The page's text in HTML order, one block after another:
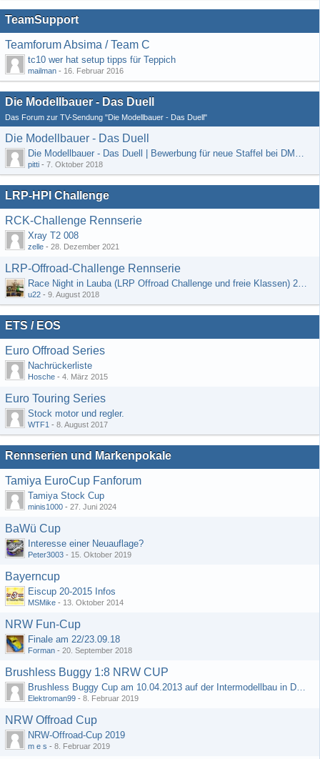
TeamSupport
Teamforum Absima / Team C
tc10 wer hat setup tipps für Teppich
mailman - 16. Februar 2016
Die Modellbauer - Das Duell
Das Forum zur TV-Sendung "Die Modellbauer - Das Duell"
Die Modellbauer - Das Duell
Die Modellbauer - Das Duell | Bewerbung für neue Staffel bei DMAX *Werbung*
pitti - 7. Oktober 2018
LRP-HPI Challenge
RCK-Challenge Rennserie
Xray T2 008
zelle - 28. Dezember 2021
LRP-Offroad-Challenge Rennserie
Race Night in Lauba (LRP Offroad Challenge und freie Klassen) 25/26.08
u22 - 9. August 2018
ETS / EOS
Euro Offroad Series
Nachrückerliste
Hosche - 4. März 2015
Euro Touring Series
Stock motor und regler.
WTF1 - 8. August 2017
Rennserien und Markenpokale
Tamiya EuroCup Fanforum
Tamiya Stock Cup
minis1000 - 27. Juni 2024
BaWü Cup
Interesse einer Neuauflage?
Peter3003 - 15. Oktober 2019
Bayerncup
Eiscup 20-2015 Infos
MSMike - 13. Oktober 2014
NRW Fun-Cup
Finale am 22/23.09.18
Forman - 20. September 2018
Brushless Buggy 1:8 NRW CUP
Brushless Buggy Cup am 10.04.2013 auf der Intermodellbau in Dortmund
Elektroman99 - 8. Februar 2019
NRW Offroad Cup
NRW-Offroad-Cup 2019
m e s - 8. Februar 2019